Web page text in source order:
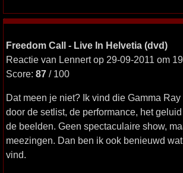
Freedom Call - Live In Helvetia (dvd)
Reactie van Lennert op 29-09-2011 om
Score: 87 / 100
Dat meen je niet? Ik vind die Gamma
door de setlist, de performance, het
de beelden. Geen spectaculaire show,
meezingen. Dan ben ik ook benieuwd
vind.